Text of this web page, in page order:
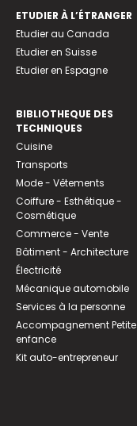
ETUDIER À L’ÉTRANGER
Etudier au Canada
Etudier en Suisse
Etudier en Espagne
BIBLIOTHEQUE DES
TECHNIQUES
Cuisine
Transports
Mode - Vêtements
Coiffure - Esthétique -
Cosmétique
Commerce - Vente
Bâtiment - Architecture
Électricité
Mécanique automobile
Services à la personne
Accompagnement Petite
enfance
Kit auto-entrepreneur